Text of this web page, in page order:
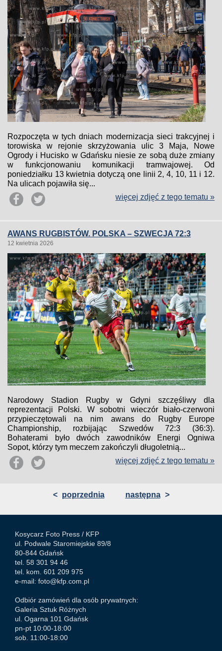
Rozpoczęta w tych dniach modernizacja sieci trakcyjnej i
torowiska w rejonie skrzyżowania ulic 3 Maja, Nowe
Ogrody i Hucisko w Gdańsku niesie ze sobą duże zmiany
w funkcjonowaniu komunikacji tramwajowej. Od
poniedziałku 13 kwietnia dotyczą one linii 2, 4, 10, 11 i 12.
Na ulicach pojawiła się...
więcej zdjęć z tego tematu »
AWANS RUGBISTÓW. POLSKA – SZWECJA 72:3
12 kwietnia 2026
Narodowy Stadion Rugby w Gdyni szczęśliwy dla
reprezentacji Polski. W sobotni wieczór biało-czerwoni
przypieczętowali na nim awans do Rugby Europe
Championship, rozbijając Szwedów 72:3 (36:3).
Bohaterami było dwóch zawodników Energi Ogniwa
Sopot, którzy tym meczem zakończyli długoletnią...
więcej zdjęć z tego tematu »
< poprzednia następna >
Kosycarz Foto Press / KFP
ul. Podwale Staromiejskie 89/8
80-844 Gdańsk
tel. 58 301 94 46
tel. kom. 601 209 975
e-mail: foto@kfp.com.pl
Odbiór zamówień dla osób prywatnych:
Galeria Sztuk Różnych
ul. Ogarna 101 Gdańsk
pn-pt 10:00-18:00
sob. 11:00-18:00